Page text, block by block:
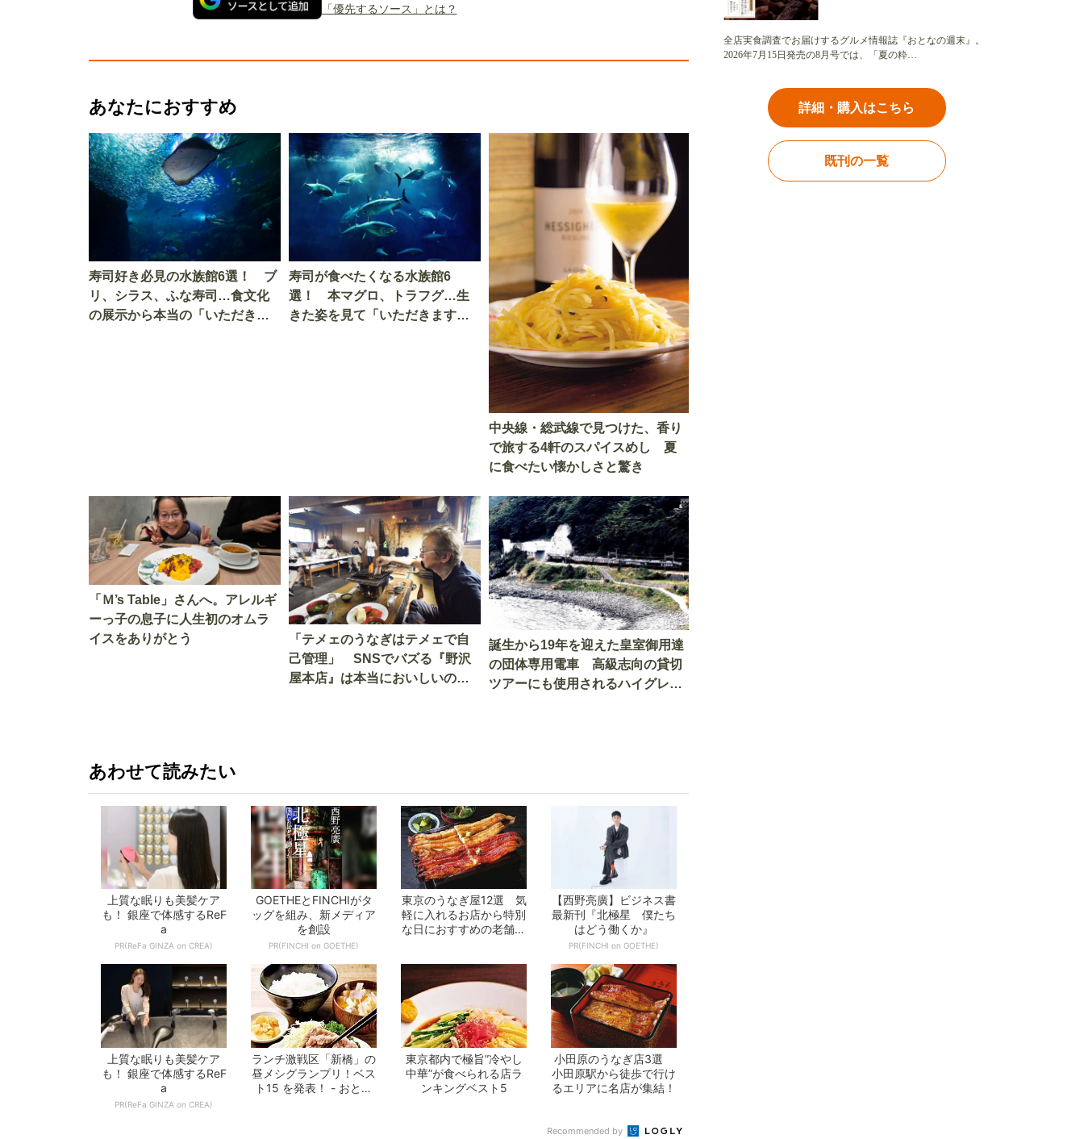
「優先するソース」とは？
あなたにおすすめ
寿司好き必見の水族館6選！ ブ
リ、シラス、ふな寿司…食文化
の展示から本当の「いただきま
寿司が食べたくなる水族館6
選！ 本マグロ、トラフグ…生
きた姿を見て「いただきます」
中央線・総武線で見つけた、香り
で旅する4軒のスパイスめし 夏
に食べたい懐かしさと驚き
「Ｍ’s Table」さんへ。アレルギ
ーっ子の息子に人生初のオムラ
イスをありがとう
「テメェのうなぎはテメェで自
己管理」 SNSでバズる『野沢
屋本店』は本当においしいの
誕生から19年を迎えた皇室御用達
の団体専用電車 高級志向の貸切
ツアーにも使用されるハイグレー
あわせて読みたい
上質な眠りも美髪ケア
も！ 銀座で体感するReF
a
PR(ReFa GINZA on CREA)
GOETHEとFINCHIがタ
ッグを組み、新メディア
を創設
PR(FINCHI on GOETHE)
東京のうなぎ屋12選 気
軽に入れるお店から特別
な日におすすめの老舗ま
【西野亮廣】ビジネス書
最新刊『北極星 僕たち
はどう働くか』
PR(FINCHI on GOETHE)
上質な眠りも美髪ケア
も！ 銀座で体感するReF
a
PR(ReFa GINZA on CREA)
ランチ激戦区「新橋」の
昼メシグランプリ！ベス
ト15 を発表！ - おとな
東京都内で極旨”冷やし
中華”が食べられる店ラ
ンキングベスト5
小田原のうなぎ店3選
小田原駅から徒歩で行け
るエリアに名店が集結！
Recommended by
全店実食調査でお届けするグルメ情報誌『おとなの週末』。
2026年7月15日発売の8月号では、「夏の粋…
詳細・購入はこちら
既刊の一覧